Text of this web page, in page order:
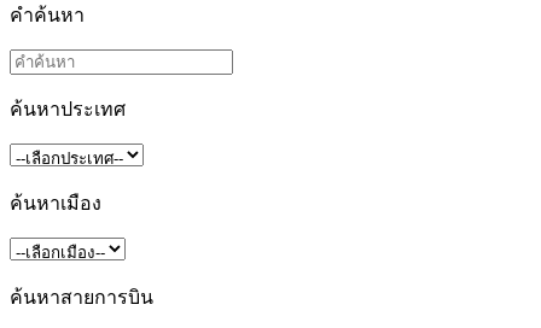
คำค้นหา
ค้นหาประเทศ
ค้นหาเมือง
ค้นหาสายการบิน